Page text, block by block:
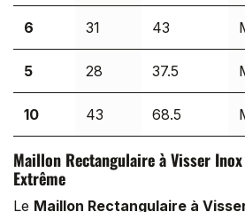
6 31 43
5 28 37.5
10 43 68.5
Maillon Rectangulaire à Visser
Extrême
Le Maillon Rectangulaire à